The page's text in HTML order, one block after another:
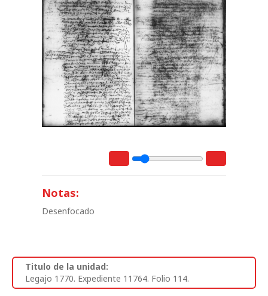
Notas:
Desenfocado
Titulo de la unidad:
Legajo 1770. Expediente 11764. Folio 114.